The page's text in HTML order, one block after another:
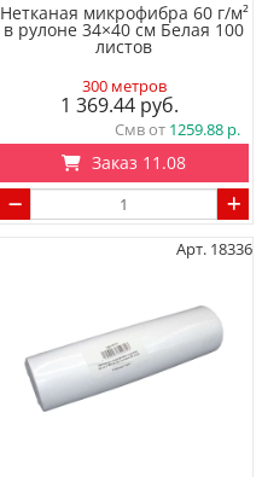
Нетканая микрофибра 60 г/м²
в рулоне 34×40 см Белая 100
листов
300 метров
1 369.44
Смв от 1259.88
Заказ 11.08
Арт. 18336